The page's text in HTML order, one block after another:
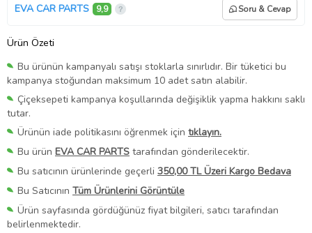
EVA CAR PARTS 9,9 Soru & Cevap
Ürün Özeti
Bu ürünün kampanyalı satışı stoklarla sınırlıdır. Bir tüketici bu
kampanya stoğundan maksimum 10 adet satın alabilir.
Çiçeksepeti kampanya koşullarında değişiklik yapma hakkını saklı
tutar.
Ürünün iade politikasını öğrenmek için tıklayın.
Bu ürün EVA CAR PARTS tarafından gönderilecektir.
Bu satıcının ürünlerinde geçerli 350,00 TL Üzeri Kargo Bedava
Bu Satıcının Tüm Ürünlerini Görüntüle
Ürün sayfasında gördüğünüz fiyat bilgileri, satıcı tarafından
belirlenmektedir.